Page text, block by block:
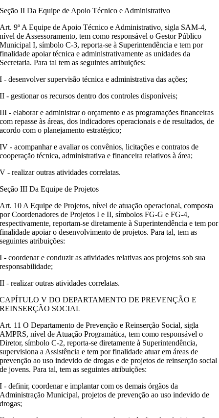
Seção II Da Equipe de Apoio Técnico e Administrativo
Art. 9º A Equipe de Apoio Técnico e Administrativo, sigla SAM-4,
nível de Assessoramento, tem como responsável o Gestor Público
Municipal I, símbolo C-3, reporta-se à Superintendência e tem por
finalidade apoiar técnica e administrativamente as unidades da
Secretaria. Para tal tem as seguintes atribuições:
I - desenvolver supervisão técnica e administrativa das ações;
II - gestionar os recursos dentro dos controles disponíveis;
III - elaborar e administrar o orçamento e as programações financeiras
com repasse às áreas, dos indicadores operacionais e de resultados, de
acordo com o planejamento estratégico;
IV - acompanhar e avaliar os convênios, licitações e contratos de
cooperação técnica, administrativa e financeira relativos à área;
V - realizar outras atividades correlatas.
Seção III Da Equipe de Projetos
Art. 10 A Equipe de Projetos, nível de atuação operacional, composta
por Coordenadores de Projetos I e II, símbolos FG-G e FG-4,
respectivamente, reportam-se diretamente à Superintendência e tem por
finalidade apoiar o desenvolvimento de projetos. Para tal, tem as
seguintes atribuições:
I - coordenar e conduzir as atividades relativas aos projetos sob sua
responsabilidade;
II - realizar outras atividades correlatas.
CAPÍTULO V DO DEPARTAMENTO DE PREVENÇÃO E
REINSERÇÃO SOCIAL
Art. 11 O Departamento de Prevenção e Reinserção Social, sigla
AMPRS, nível de Atuação Programática, tem como responsável o
Diretor, símbolo C-2, reporta-se diretamente à Superintendência,
supervisiona a Assistência e tem por finalidade atuar em áreas de
prevenção ao uso indevido de drogas e de projetos de reinserção social
de jovens. Para tal, tem as seguintes atribuições:
I - definir, coordenar e implantar com os demais órgãos da
Administração Municipal, projetos de prevenção ao uso indevido de
drogas;